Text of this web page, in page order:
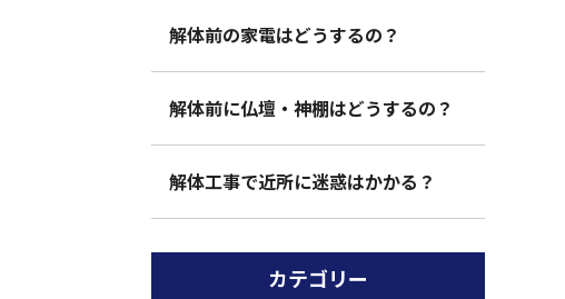
解体前の家電はどうするの？
解体前に仏壇・神棚はどうするの？
解体工事で近所に迷惑はかかる？
カテゴリー